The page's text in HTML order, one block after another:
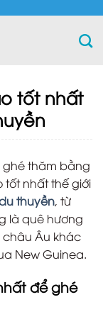
tốt nhất
ghé thăm bằng
tốt nhất thế giới
thuyền, từ
là quê hương
Âu khác
New Guinea.
để ghé